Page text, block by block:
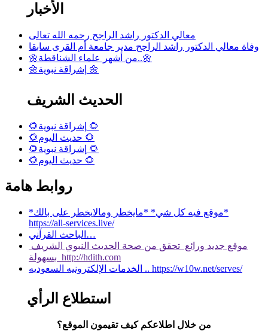
الأخبار
معالي الدكتور راشد الراجح رحمه الله تعالى
وفاة معالي الدكتور راشد الراجح مدير جامعة أم القرى سابقا
🌼من أشهر علماء الشناقطة..🌼
🌼إشراقة نبوية 🌼
الحديث الشريف
🌻إشراقة نبوية 🌻
🌻حديث اليوم 🌻
🌻إشراقة نبوية 🌻
🌻حديث اليوم 🌻
روابط هامة
*موقع فيه كل شي* *مايخطر ومالايخطر على بالك*
https://all-services.live/
الباحث القرآني…
موقع جديد ورائع تحقق من صحة الحديث النبوي الشريف
بسهولة http://hdith.com
الخدمات الإلكترونيه السعوديه .. https://w10w.net/serves/
استطلاع الرأي
من خلال اطلاعكم كيف تقيمون الموقع؟